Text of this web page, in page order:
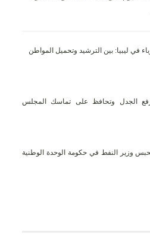
في ليبيا: بين الترشيد وتحميل المواطن
الجدل وتحافظ على تماسك المجلس
وزير النفط في حكومة الوحدة الوطنية